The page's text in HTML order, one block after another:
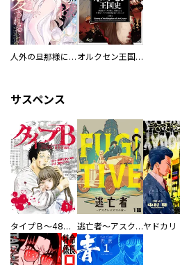
人外の旦那様に娶られ毎晩ナカまで愛される…。アンソロジー オルクセン王国史
サスペンス
タイプＢ～48時間後、致死率100％～【単話】 逃亡者～アスクレピオスの杖～ヤドカリ